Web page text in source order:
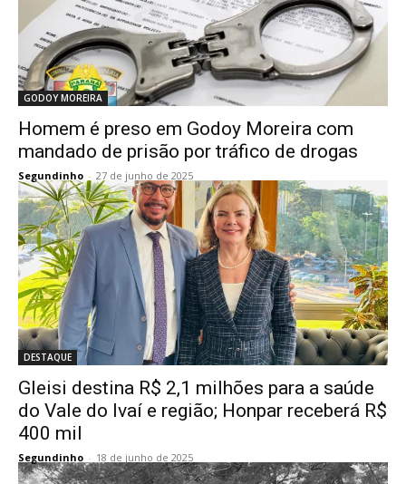
GODOY MOREIRA
Homem é preso em Godoy Moreira com
mandado de prisão por tráfico de drogas
Segundinho - 27 de junho de 2025
DESTAQUE
Gleisi destina R$ 2,1 milhões para a saúde
do Vale do Ivaí e região; Honpar receberá R$
400 mil
Segundinho - 18 de junho de 2025